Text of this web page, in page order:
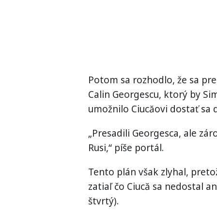
Potom sa rozhodlo, že sa
Calin Georgescu, ktorý by
umožnilo Ciucăovi dostať sa
„Presadili Georgesca, ale
Rusi,“ píše portál.
Tento plán však zlyhal,
zatiaľ čo Ciucă sa nedostal
štvrtý).